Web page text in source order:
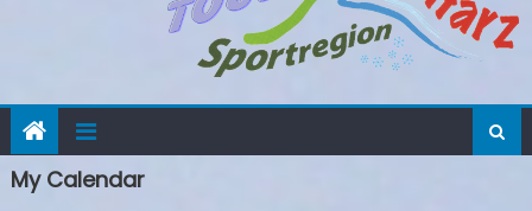
My Calendar